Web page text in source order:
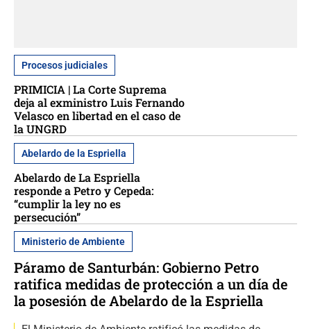
Procesos judiciales
PRIMICIA | La Corte Suprema
deja al exministro Luis Fernando
Velasco en libertad en el caso de
la UNGRD
Abelardo de la Espriella
Abelardo de La Espriella
responde a Petro y Cepeda:
“cumplir la ley no es
persecución”
Ministerio de Ambiente
Páramo de Santurbán: Gobierno Petro
ratifica medidas de protección a un día de
la posesión de Abelardo de la Espriella